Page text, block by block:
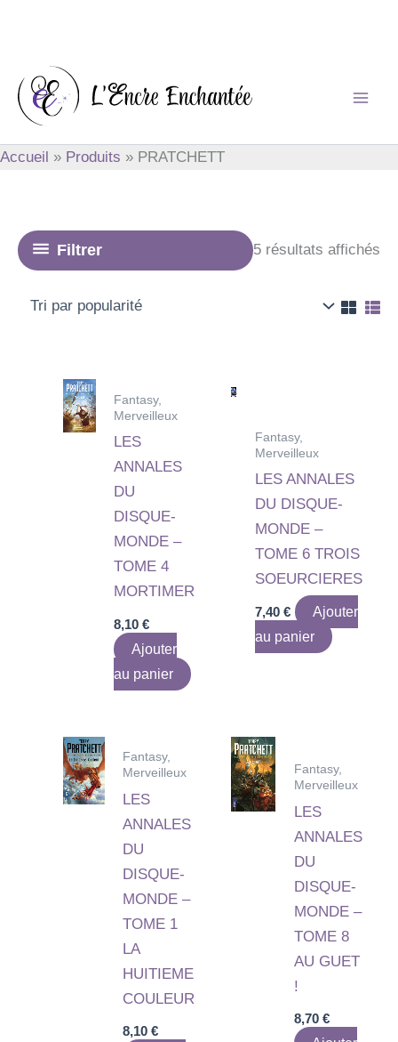
contenu
Accueil Produits PRATCHETT
Filtrer 5 résultats affichés
Fantasy,
Merveilleux
LES
ANNALES
DU
DISQUE-
MONDE –
TOME 4
MORTIMER
8,10€
Ajouter
au panier
Fantasy,
Merveilleux
LES ANNALES
DU DISQUE-
MONDE –
TOME 6 TROIS
SOEURCIERES
7,40 €
Ajouter
au panier
Fantasy,
Merveilleux
LES
ANNALES
DU
DISQUE-
MONDE –
TOME 1
LA
HUITIEME
COULEUR
8,10€
Fantasy,
Merveilleux
LES
ANNALES
DU
DISQUE-
MONDE –
TOME 8
AU GUET
!
8,70 €